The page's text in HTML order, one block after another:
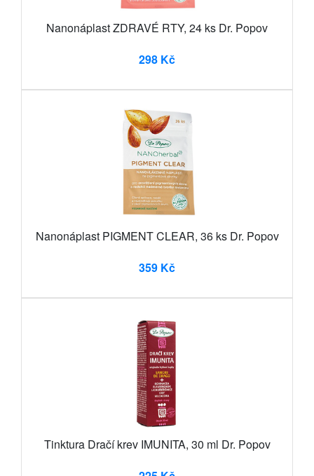
Nanonáplast ZDRAVÉ RTY, 24 ks Dr. Popov
298 Kč
Nanonáplast PIGMENT CLEAR, 36 ks Dr. Popov
359 Kč
Tinktura Dračí krev IMUNITA, 30 ml Dr. Popov